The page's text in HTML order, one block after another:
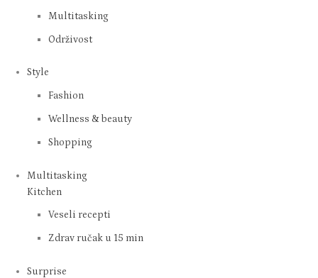
Multitasking
Održivost
Style
Fashion
Wellness & beauty
Shopping
Multitasking
Kitchen
Veseli recepti
Zdrav ručak u 15 min
Surprise